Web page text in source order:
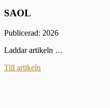
SAOL
Publicerad: 2026
Laddar artikeln …
Till artikeln